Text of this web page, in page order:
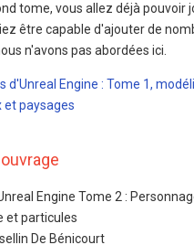
tome, vous allez déjà pouvoir
être capable d'ajouter de
n'avons pas abordées ici.
d'Unreal Engine : Tome 1,
et paysages
Engine Tome 2 :
et particules
De Bénicourt